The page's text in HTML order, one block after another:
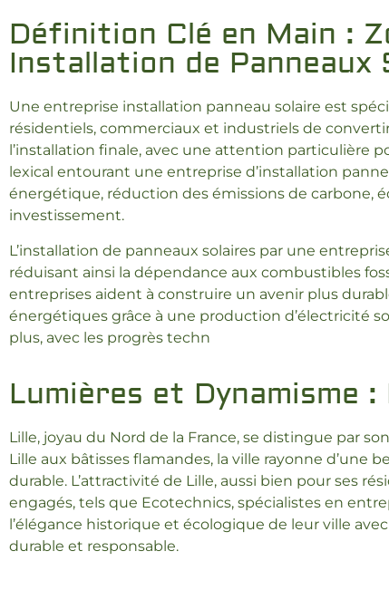
Définition Clé en Main :
Installation de Panneaux
Une entreprise installation panneau solaire est
résidentiels, commerciaux et industriels de
l’installation finale, avec une attention particulière
lexical entourant une entreprise d’installation
énergétique, réduction des émissions de carbone,
investissement.
L’installation de panneaux solaires par une
réduisant ainsi la dépendance aux combustibles
entreprises aident à construire un avenir plus
énergétiques grâce à une production d’électricité
plus, avec les progrès techn
Lumières et Dynamisme
Lille, joyau du Nord de la France, se distingue par
Lille aux bâtisses flamandes, la ville rayonne
durable. L’attractivité de Lille, aussi bien pour ses
engagés, tels que Ecotechnics, spécialistes en
l’élégance historique et écologique de leur ville
durable et responsable.